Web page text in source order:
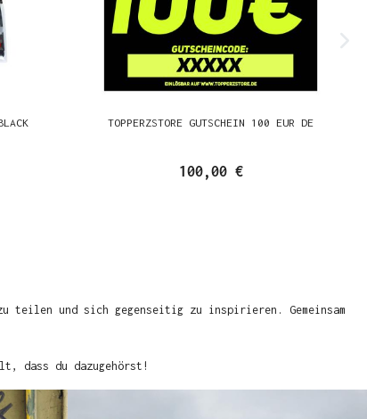
TOPPERZSTORE GUTSCHEIN 100 EUR DE
100,00 €
teilen und sich gegenseitig zu inspirieren. Gemeinsam
dass du dazugehörst!